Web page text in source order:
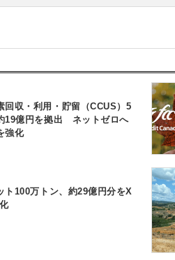
回収・利用・貯留（CCUS）5
19億円を拠出 ネットゼロへ
強化
ト100万トン、約29億円分をX